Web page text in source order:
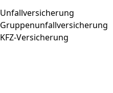
Unfallversicherung
Gruppenunfallversicherung
KFZ-Versicherung